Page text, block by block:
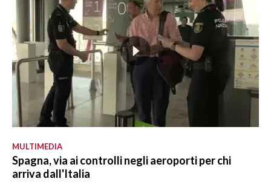
MULTIMEDIA
Spagna, via ai controlli negli aeroporti per chi
arriva dall'Italia